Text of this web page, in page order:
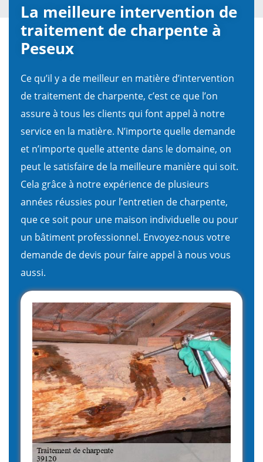
La meilleure intervention de
traitement de charpente à
Peseux
Ce qu’il y a de meilleur en matière d’intervention
de traitement de charpente, c’est ce que l’on
assure à tous les clients qui font appel à notre
service en la matière. N’importe quelle demande
et n’importe quelle attente dans le domaine, on
peut le satisfaire de la meilleure manière qui soit.
Cela grâce à notre expérience de plusieurs
années réussies pour l’entretien de charpente,
que ce soit pour une maison individuelle ou pour
un bâtiment professionnel. Envoyez-nous votre
demande de devis pour faire appel à nous vous
aussi.